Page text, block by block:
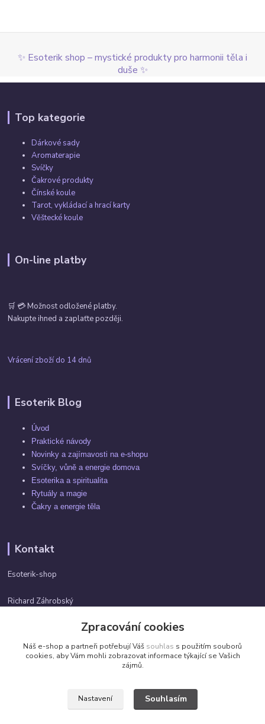
✨ Esoterik shop – mystické produkty pro harmonii těla i
duše ✨
Top kategorie
Dárkové sady
Aromaterapie
Svíčky
Čakrové produkty
Čínské koule
Tarot, vykládací a hrací karty
Věštecké koule
On-line platby
🛒 💳 Možnost odložené platby.
Nakupte ihned a zaplaťte později.
Vrácení zboží do 14 dnů
Esoterik Blog
Úvod
Praktické návody
Novinky a zajímavosti na e-shopu
Svíčky, vůně a energie domova
Esoterika a spiritualita
Rytuály a magie
Čakry a energie těla
Kontakt
Esoterik-shop
Richard Záhrobský
info@esoterik-shop.cz
Zpracování cookies
Náš e-shop a partneři potřebují Váš souhlas s použitím souborů
cookies, aby Vám mohli zobrazovat informace týkající se Vašich
zájmů.
Nastavení Souhlasím